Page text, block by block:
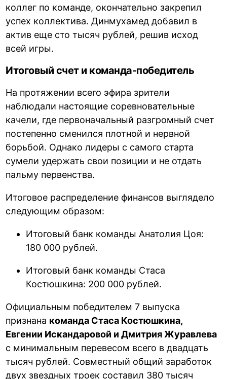
коллег по команде, окончательно закрепил
успех коллектива. Динмухамед добавил в
актив еще сто тысяч рублей, решив исход
всей игры.
Итоговый счет и команда-победитель
На протяжении всего эфира зрители
наблюдали настоящие соревновательные
качели, где первоначальный разгромный счет
постепенно сменился плотной и нервной
борьбой. Однако лидеры с самого старта
сумели удержать свои позиции и не отдать
пальму первенства.
Итоговое распределение финансов выглядело
следующим образом:
Итоговый банк команды Анатолия Цоя:
180 000 рублей.
Итоговый банк команды Стаса
Костюшкина: 200 000 рублей.
Официальным победителем 7 выпуска
признана команда Стаса Костюшкина,
Евгении Искандаровой и Дмитрия Журавлева
с минимальным перевесом всего в двадцать
тысяч рублей. Совместный общий заработок
двух звездных троек составил 380 тысяч